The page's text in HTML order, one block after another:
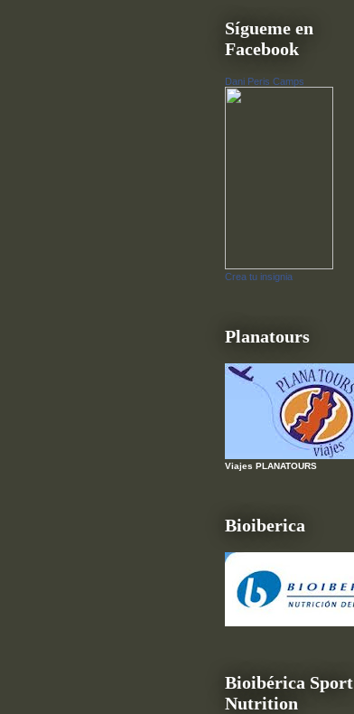
Sígueme en
Facebook
Dani Peris Camps
Crea tu insignia
Planatours
Viajes PLANATOURS
Bioiberica
Bioibérica Sport
Nutrition